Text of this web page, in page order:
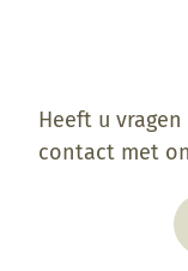
Heeft u
contact met